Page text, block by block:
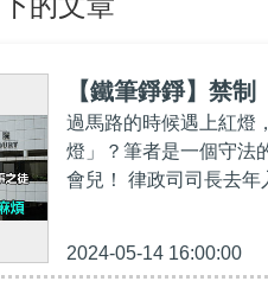
【鐵筆錚錚】禁
過馬路的時候遇上紅燈
燈」？筆者是一個守法
會兒！ 律政司司長去年
2024-05-14 16:00:00